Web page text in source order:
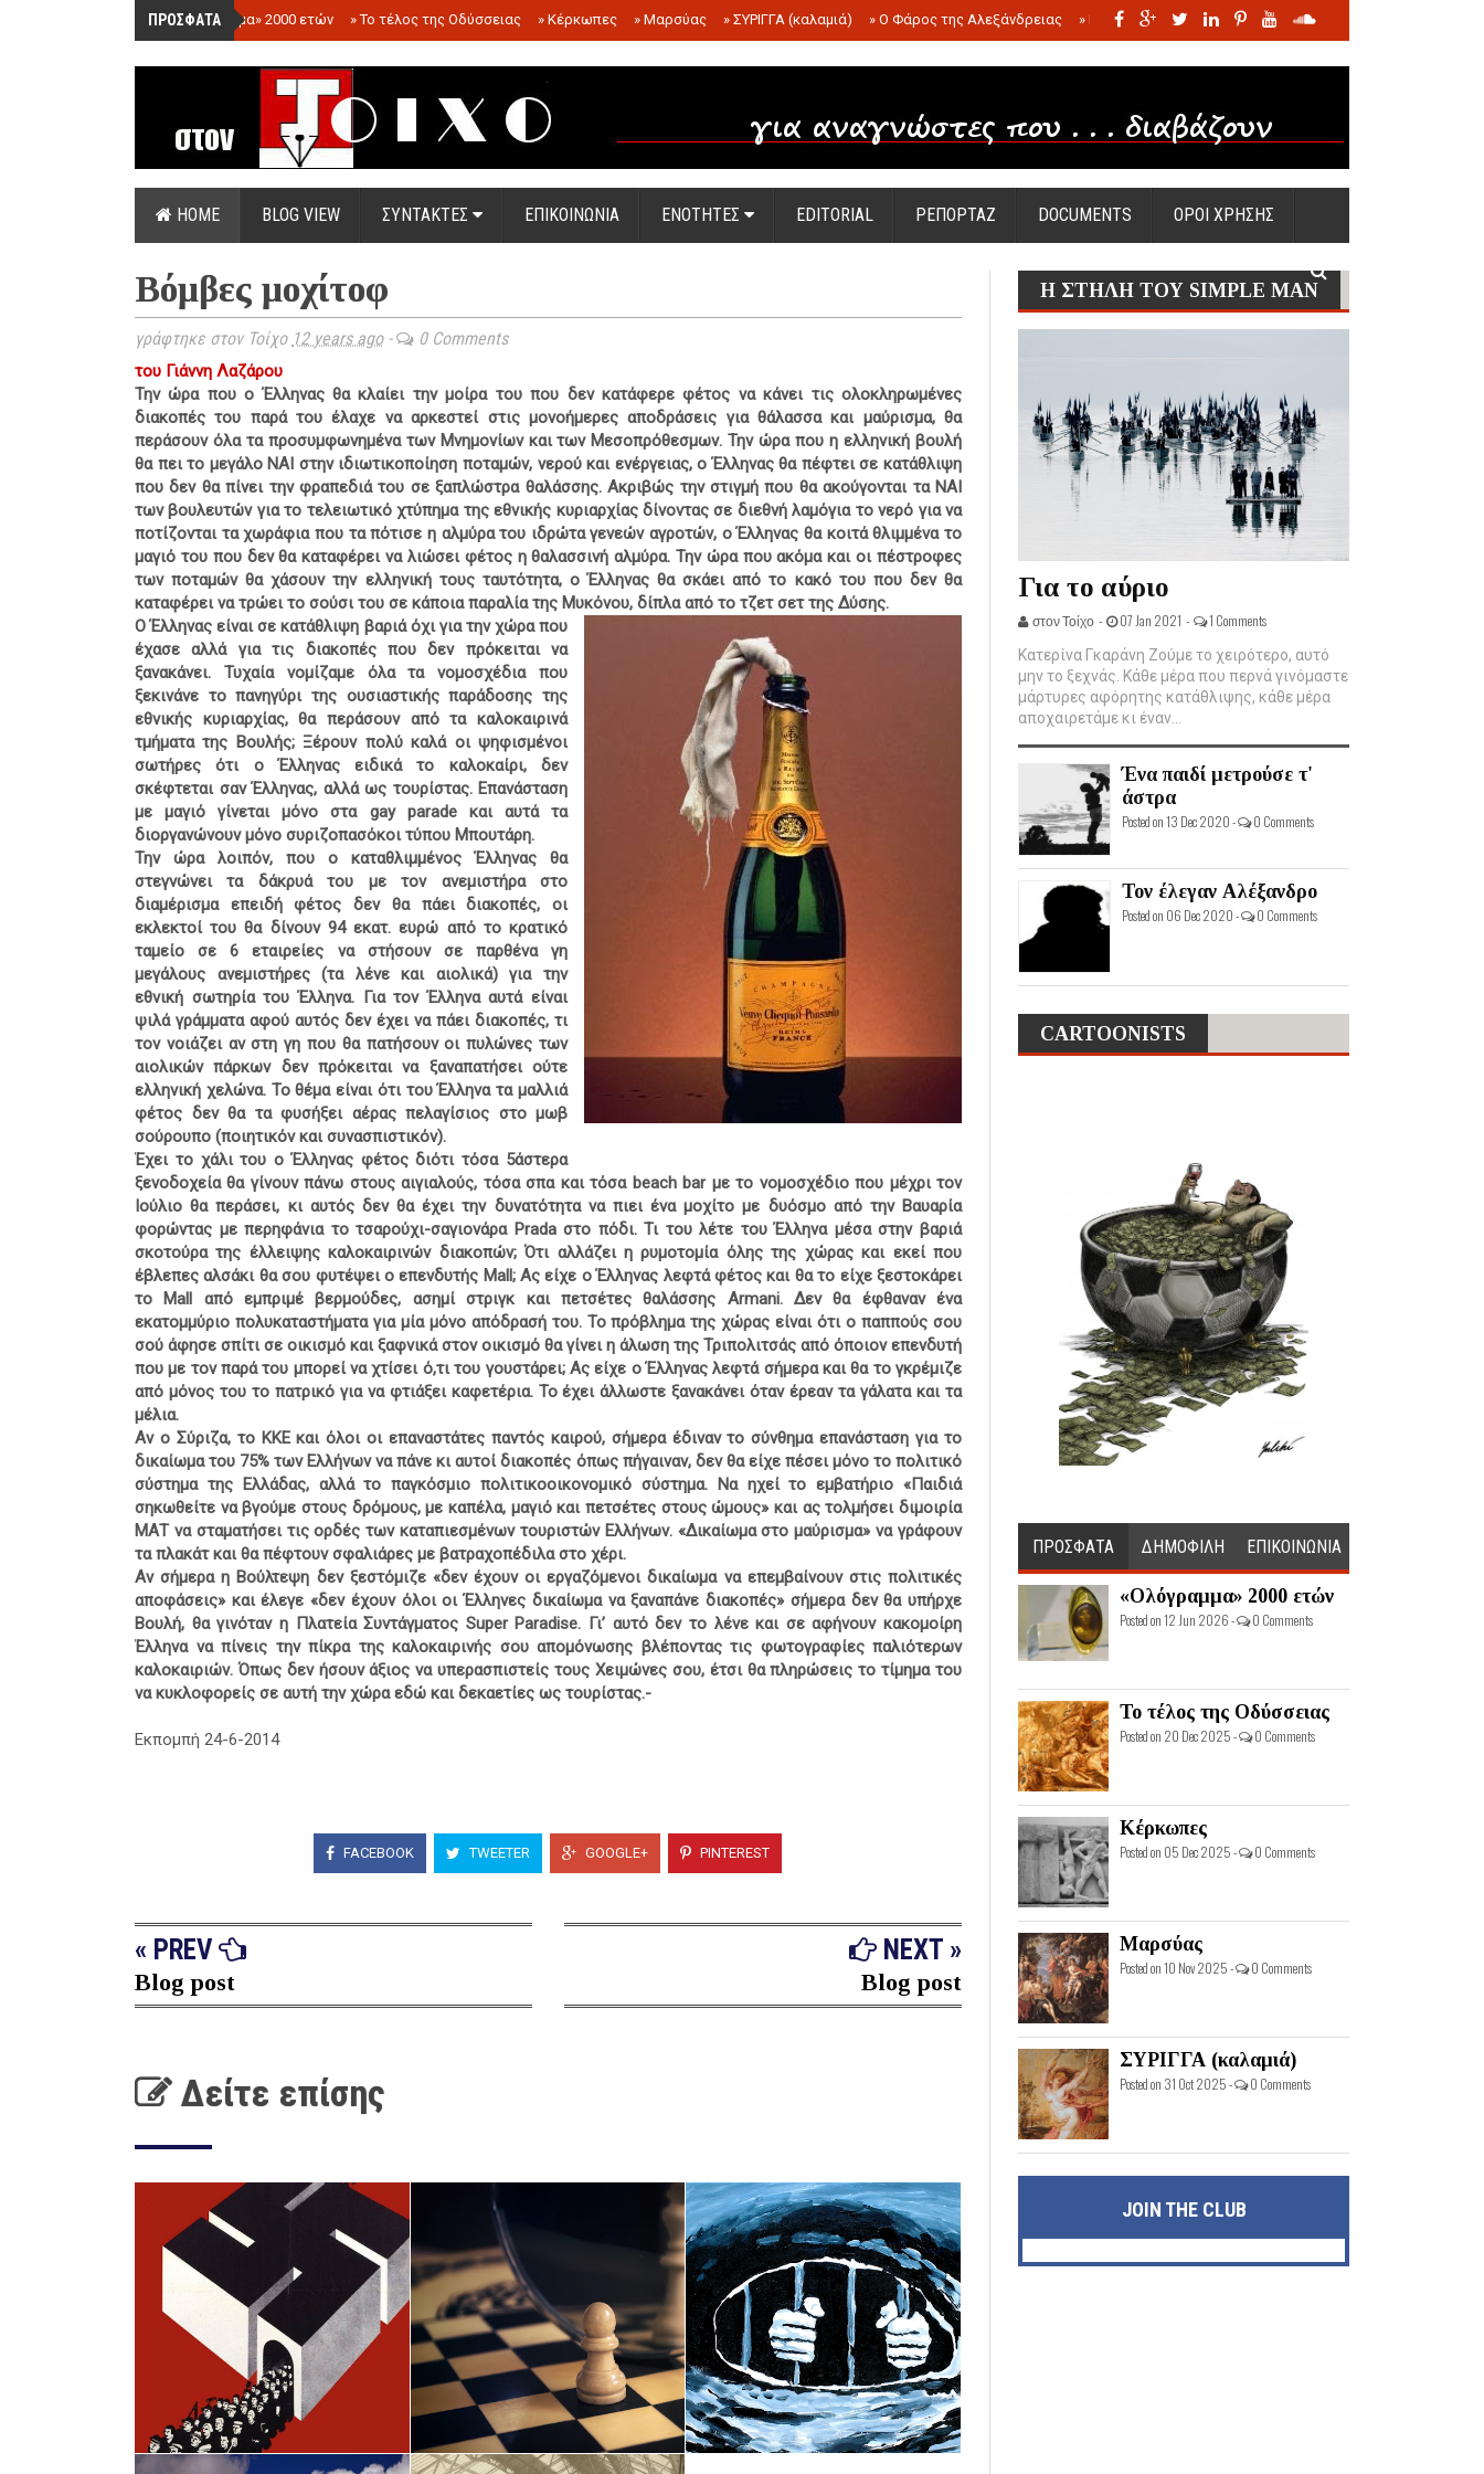
ΠΡΟΣΦΑΤΑ
»«Ολόγραμμα» 2000 ετών »Το τέλος της Οδύσσειας » Κέρκωπες » Μαρσύας » ΣΥΡΙΓΓΑ (καλαμιά) » Ο Φάρος της Αλεξάνδρειας » Η σφαγή των νηπίων της Σάντας
.
HOME BLOG VIEW ΣΥΝΤΑΚΤΕΣ ΕΠΙΚΟΙΝΩΝΙΑ ΕΝΟΤΗΤΕΣ EDITORIAL ΡΕΠΟΡΤΑΖ DOCUMENTS ΟΡΟΙ ΧΡΗΣΗΣ
Βόμβες μοχίτοφ
γράφτηκε στον Τοίχο 12 years ago- 0 Comments
του Γιάννη Λαζάρου
Την ώρα που ο Έλληνας θα κλαίει την μοίρα του που δεν κατάφερε φέτος να κάνει τις ολοκληρωμένες
διακοπές του παρά του έλαχε να αρκεστεί στις μονοήμερες αποδράσεις για θάλασσα και μαύρισμα, θα
περάσουν όλα τα προσυμφωνημένα των Μνημονίων και των Μεσοπρόθεσμων. Την ώρα που η ελληνική βουλή
θα πει το μεγάλο ΝΑΙ στην ιδιωτικοποίηση ποταμών, νερού και ενέργειας, ο Έλληνας θα πέφτει σε κατάθλιψη
που δεν θα πίνει την φραπεδιά του σε ξαπλώστρα θαλάσσης. Ακριβώς την στιγμή που θα ακούγονται τα ΝΑΙ
των βουλευτών για το τελειωτικό χτύπημα της εθνικής κυριαρχίας δίνοντας σε διεθνή λαμόγια το νερό για να
ποτίζονται τα χωράφια που τα πότισε η αλμύρα του ιδρώτα γενεών αγροτών, ο Έλληνας θα κοιτά θλιμμένα το
μαγιό του που δεν θα καταφέρει να λιώσει φέτος η θαλασσινή αλμύρα. Την ώρα που ακόμα και οι πέστροφες
των ποταμών θα χάσουν την ελληνική τους ταυτότητα, ο Έλληνας θα σκάει από το κακό του που δεν θα
καταφέρει να τρώει το σούσι του σε κάποια παραλία της Μυκόνου, δίπλα από το τζετ σετ της Δύσης.
Ο Έλληνας είναι σε κατάθλιψη βαριά όχι για την χώρα που
έχασε αλλά για τις διακοπές που δεν πρόκειται να
ξανακάνει. Τυχαία νομίζαμε όλα τα νομοσχέδια που
ξεκινάνε το πανηγύρι της ουσιαστικής παράδοσης της
εθνικής κυριαρχίας, θα περάσουν από τα καλοκαιρινά
τμήματα της Βουλής; Ξέρουν πολύ καλά οι ψηφισμένοι
σωτήρες ότι ο Έλληνας ειδικά το καλοκαίρι, δεν
σκέφτεται σαν Έλληνας, αλλά ως τουρίστας. Επανάσταση
με μαγιό γίνεται μόνο στα gay parade και αυτά τα
διοργανώνουν μόνο συριζοπασόκοι τύπου Μπουτάρη.
Την ώρα λοιπόν, που ο καταθλιμμένος Έλληνας θα
στεγνώνει τα δάκρυά του με τον ανεμιστήρα στο
διαμέρισμα επειδή φέτος δεν θα πάει διακοπές, οι
εκλεκτοί του θα δίνουν 94 εκατ. ευρώ από το κρατικό
ταμείο σε 6 εταιρείες να στήσουν σε παρθένα γη
μεγάλους ανεμιστήρες (τα λένε και αιολικά) για την
εθνική σωτηρία του Έλληνα. Για τον Έλληνα αυτά είναι
ψιλά γράμματα αφού αυτός δεν έχει να πάει διακοπές, τι
τον νοιάζει αν στη γη που θα πατήσουν οι πυλώνες των
αιολικών πάρκων δεν πρόκειται να ξαναπατήσει ούτε
ελληνική χελώνα. Το θέμα είναι ότι του Έλληνα τα μαλλιά
φέτος δεν θα τα φυσήξει αέρας πελαγίσιος στο μωβ
σούρουπο (ποιητικόν και συνασπιστικόν).
Έχει το χάλι του ο Έλληνας φέτος διότι τόσα 5άστερα
ξενοδοχεία θα γίνουν πάνω στους αιγιαλούς, τόσα σπα και τόσα beach bar με το νομοσχέδιο που μέχρι τον
Ιούλιο θα περάσει, κι αυτός δεν θα έχει την δυνατότητα να πιει ένα μοχίτο με δυόσμο από την Βαυαρία
φορώντας με περηφάνια το τσαρούχι-σαγιονάρα Prada στο πόδι. Τι του λέτε του Έλληνα μέσα στην βαριά
σκοτούρα της έλλειψης καλοκαιρινών διακοπών; Ότι αλλάζει η ρυμοτομία όλης της χώρας και εκεί που
έβλεπες αλσάκι θα σου φυτέψει ο επενδυτής Mall; Ας είχε ο Έλληνας λεφτά φέτος και θα το είχε ξεστοκάρει
το Mall από εμπριμέ βερμούδες, ασημί στριγκ και πετσέτες θαλάσσης Armani. Δεν θα έφθαναν ένα
εκατομμύριο πολυκαταστήματα για μία μόνο απόδρασή του. Το πρόβλημα της χώρας είναι ότι ο παππούς σου
σού άφησε σπίτι σε οικισμό και ξαφνικά στον οικισμό θα γίνει η άλωση της Τριπολιτσάς από όποιον επενδυτή
που με τον παρά του μπορεί να χτίσει ό,τι του γουστάρει; Ας είχε ο Έλληνας λεφτά σήμερα και θα το γκρέμιζε
από μόνος του το πατρικό για να φτιάξει καφετέρια. Το έχει άλλωστε ξανακάνει όταν έρεαν τα γάλατα και τα
μέλια.
Αν ο Σύριζα, το ΚΚΕ και όλοι οι επαναστάτες παντός καιρού, σήμερα έδιναν το σύνθημα επανάσταση για το
δικαίωμα του 75% των Ελλήνων να πάνε κι αυτοί διακοπές όπως πήγαιναν, δεν θα είχε πέσει μόνο το πολιτικό
σύστημα της Ελλάδας, αλλά το παγκόσμιο πολιτικοοικονομικό σύστημα. Να ηχεί το εμβατήριο «Παιδιά
σηκωθείτε να βγούμε στους δρόμους, με καπέλα, μαγιό και πετσέτες στους ώμους» και ας τολμήσει διμοιρία
ΜΑΤ να σταματήσει τις ορδές των καταπιεσμένων τουριστών Ελλήνων. «Δικαίωμα στο μαύρισμα» να γράφουν
τα πλακάτ και θα πέφτουν σφαλιάρες με βατραχοπέδιλα στο χέρι.
Αν σήμερα η Βούλτεψη δεν ξεστόμιζε «δεν έχουν οι εργαζόμενοι δικαίωμα να επεμβαίνουν στις πολιτικές
αποφάσεις» και έλεγε «δεν έχουν όλοι οι Έλληνες δικαίωμα να ξαναπάνε διακοπές» σήμερα δεν θα υπήρχε
Βουλή, θα γινόταν η Πλατεία Συντάγματος Super Paradise. Γι’ αυτό δεν το λένε και σε αφήνουν κακομοίρη
Έλληνα να πίνεις την πίκρα της καλοκαιρινής σου απομόνωσης βλέποντας τις φωτογραφίες παλιότερων
καλοκαιριών. Όπως δεν ήσουν άξιος να υπερασπιστείς τους Χειμώνες σου, έτσι θα πληρώσεις το τίμημα του
να κυκλοφορείς σε αυτή την χώρα εδώ και δεκαετίες ως τουρίστας.-
Εκπομπή 24-6-2014
FACEBOOK TWEETER GOOGLE+ PINTEREST
« PREV
Blog post
NEXT »
Blog post
Δείτε επίσης
Η ΣΤΗΛΗ ΤΟΥ SIMPLE MAN
Για το αύριο
στον Τοίχο - 07 Jan 2021 - 1 Comments
Κατερίνα Γκαράνη Ζούμε το χειρότερο, αυτό
μην το ξεχνάς. Κάθε μέρα που περνά γινόμαστε
μάρτυρες αφόρητης κατάθλιψης, κάθε μέρα
αποχαιρετάμε κι έναν...
Ένα παιδί μετρούσε τ'
άστρα
Posted on 13 Dec 2020 - 0 Comments
Τον έλεγαν Αλέξανδρο
Posted on 06 Dec 2020 - 0 Comments
CARTOONISTS
ΠΡΟΣΦΑΤΑ ΔΗΜΟΦΙΛΗ ΕΠΙΚΟΙΝΩΝΙΑ
«Ολόγραμμα» 2000 ετών
Posted on 12 Jun 2026 - 0 Comments
Το τέλος της Οδύσσειας
Posted on 20 Dec 2025 - 0 Comments
Κέρκωπες
Posted on 05 Dec 2025 - 0 Comments
Μαρσύας
Posted on 10 Nov 2025 - 0 Comments
ΣΥΡΙΓΓΑ (καλαμιά)
Posted on 31 Oct 2025 - 0 Comments
JOIN THE CLUB